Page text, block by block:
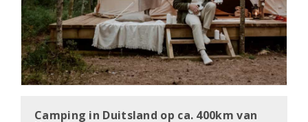
Camping in Duitsland op ca. 400km van